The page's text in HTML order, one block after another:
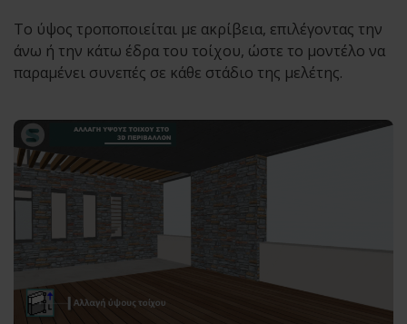
Το ύψος τροποποιείται με ακρίβεια, επιλέγοντας την
άνω ή την κάτω έδρα του τοίχου, ώστε το μοντέλο να
παραμένει συνεπές σε κάθε στάδιο της μελέτης.